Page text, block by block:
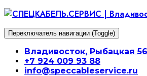
Перейти
содержимому
Переключатель навигации (Toggle)
Владивосток, Рыбацкая 56
+7 924 009 93 88
info@speccableservice.ru